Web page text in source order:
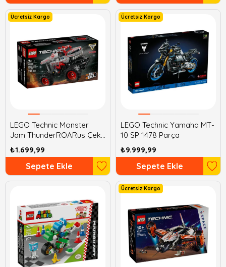
LEGO Technic Monster
Jam ThunderROARus Çek-
Bırak 232 Parça
₺1.699,99
Ücretsiz Kargo
Sepete Ekle
LEGO Technic Yamaha MT-
10 SP 1478 Parça
₺9.999,99
Ücretsiz Kargo
Sepete Ekle
Ücretsiz Kargo